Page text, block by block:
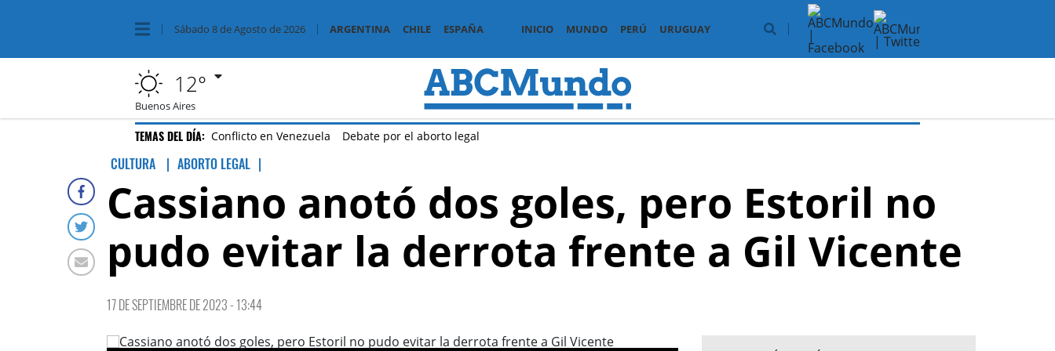
Sábado 8 deAgosto de 2026 ARGENTINA CHILE ESPAÑA INICIO MUNDO PERÚ URUGUAY
12°
Buenos Aires
TEMAS DEL DÍA: Conflicto en Venezuela Debate por el aborto legal
CULTURA ABORTO LEGAL |
Cassiano anotó dos goles, pero Estoril no
pudo evitar la derrota frente a Gil Vicente
17 DE SEPTIEMBRE DE 2023 - 13:44